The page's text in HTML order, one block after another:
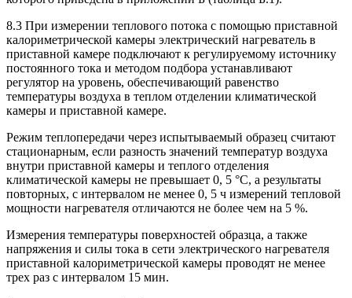
8.3 При измерении теплового потока с помощью приставной
калориметрической камеры электрический нагреватель в
приставной камере подключают к регулируемому источнику
постоянного тока и методом подбора устанавливают
регулятор на уровень, обеспечивающий равенство
температуры воздуха в теплом отделении климатической
камеры и приставной камере.
Режим теплопередачи через испытываемый образец считают
стационарным, если разность значений температур воздуха
внутри приставной камеры и теплого отделения
климатической камеры не превышает 0, 5 °С, а результаты
повторных, с интервалом не менее 0, 5 ч измерений тепловой
мощности нагревателя отличаются не более чем на 5 %.
Измерения температуры поверхностей образца, а также
напряжения и силы тока в сети электрического нагревателя
приставной калориметрической камеры проводят не менее
трех раз с интервалом 15 мин.